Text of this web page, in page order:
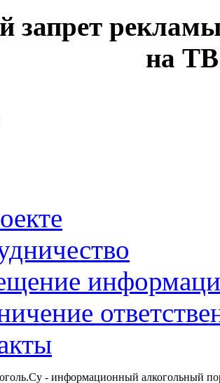
запрет
на ТВ
- информационный алкогольный